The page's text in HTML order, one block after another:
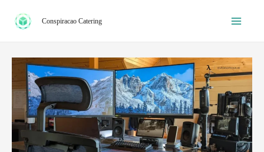
para
conteúdo
Conspiracao Catering